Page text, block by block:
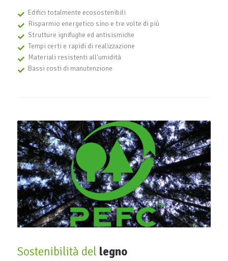
Edifici totalmente ecosostenibili
Risparmio energetico sino e tre volte di più
Strutture ignifughe ed antisismiche
Tempi certi e rapidi di realizzazione
Materiali resistenti all'umidità
Bassi costi di manutenzione
Sostenibilità del legno